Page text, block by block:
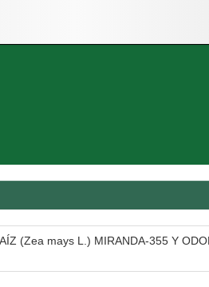
(Zea mays L.) MIRANDA-355 Y